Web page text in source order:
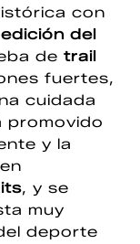
con
del
de trail
fuertes,
cuidada
promovido
y la
, y se
muy
deporte